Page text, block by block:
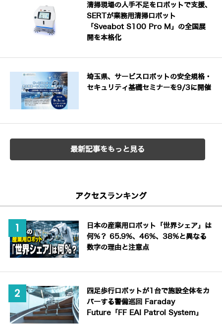
清掃現場の人手不足をロボットで支援、
SERTが業務用清掃ロボット
「Sveabot S100 Pro M」の全国展
開を本格化
埼玉県、サービスロボットの安全規格・
セキュリティ基礎セミナーを9/3に開催
最新記事をもっと見る
アクセスランキング
日本の産業用ロボット「世界シェア」は
何%？ 65.9%、46%、38%と異なる
数字の理由と注意点
四足歩行ロボットが1台で施設全体をカ
バーする警備巡回 Faraday
Future「FF EAI Patrol System」